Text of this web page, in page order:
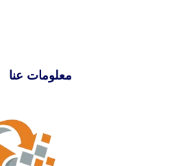
معلومات عنا